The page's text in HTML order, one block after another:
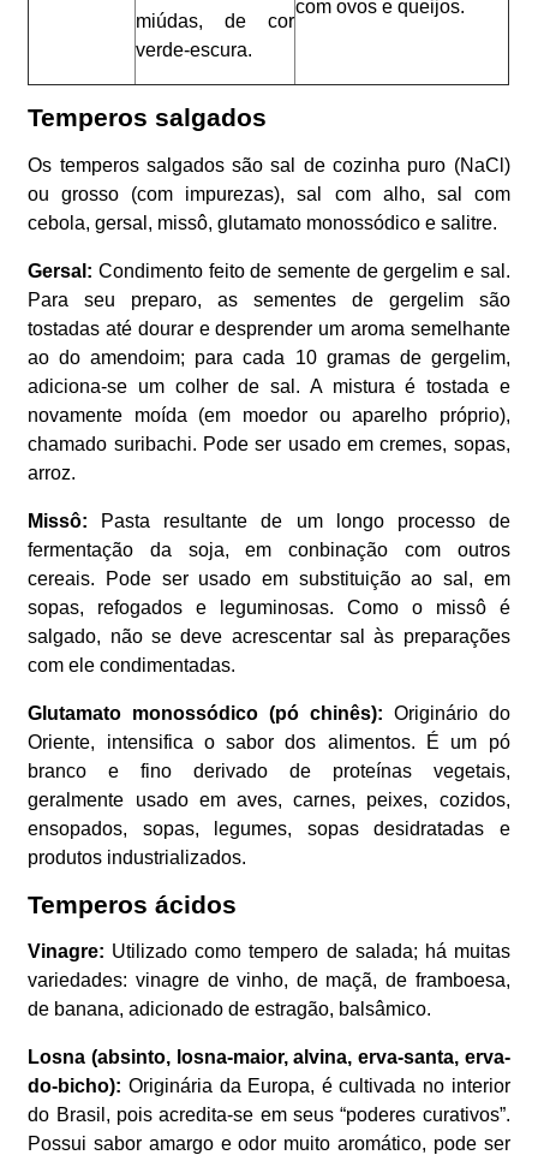
miúdas, de cor
verde-escura.
com ovos e queijos.
Temperos salgados
Os temperos salgados são sal de cozinha puro (NaCl)
ou grosso (com impurezas), sal com alho, sal com
cebola, gersal, missô, glutamato monossódico e salitre.
Gersal:Condimento feito de semente de gergelim e sal.
Para seu preparo, as sementes de gergelim são
tostadas até dourar e desprender um aroma semelhante
ao do amendoim; para cada 10 gramas de gergelim,
adiciona-se um colher de sal. A mistura é tostada e
novamente moída (em moedor ou aparelho próprio),
chamado suribachi. Pode ser usado em cremes, sopas,
arroz.
Missô: Pasta resultante de um longo processo de
fermentação da soja, em conbinação com outros
cereais. Pode ser usado em substituição ao sal, em
sopas, refogados e leguminosas. Como o missô é
salgado, não se deve acrescentar sal às preparações
com ele condimentadas.
Glutamato monossódico (pó chinês): Originário do
Oriente, intensifica o sabor dos alimentos. É um pó
branco e fino derivado de proteínas vegetais,
geralmente usado em aves, carnes, peixes, cozidos,
ensopados, sopas, legumes, sopas desidratadas e
produtos industrializados.
Temperos ácidos
Vinagre: Utilizado como tempero de salada; há muitas
variedades: vinagre de vinho, de maçã, de framboesa,
de banana, adicionado de estragão, balsâmico.
Losna (absinto, losna-maior, alvina, erva-santa, erva-
do-bicho): Originária da Europa, é cultivada no interior
do Brasil, pois acredita-se em seus “poderes curativos”.
Possui sabor amargo e odor muito aromático, pode ser